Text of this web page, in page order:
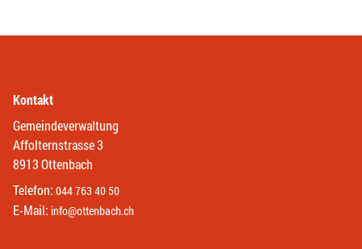
Kontakt
Gemeindeverwaltung
Affolternstrasse 3
8913 Ottenbach
Telefon: 044 763 40 50
E-Mail: info@ottenbach.ch